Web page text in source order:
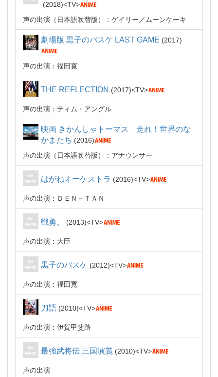
2018
TV
声の出演（日本語吹替版）：ゲイリー／ムーンケーキ
劇場版 黒子のバスケ LAST GAME 2017
声の出演：福田寛
THE REFLECTION 2017 TV
声の出演：ティム・アングル
映画 きかんしゃトーマス 走れ！世界のな
かまたち
2016
声の出演（日本語吹替版）：アナウンサー
はがねオーケストラ 2016 TV
声の出演：ＤＥＮ－ＴＡＮ
戦勇。 2013 TV
声の出演：大臣
黒子のバスケ 2012 TV
声の出演：福田寛
刀語 2010 TV
声の出演：伊賀甲斐路
最強武将伝 三国演義 2010 TV
声の出演